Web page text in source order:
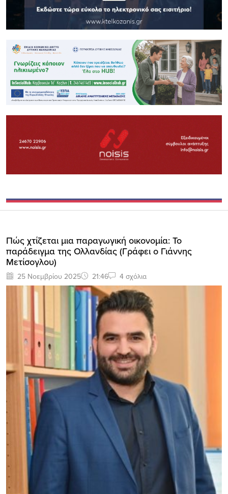
Πώς χτίζεται μια παραγωγική οικονομία: Το
παράδειγμα της Ολλανδίας (Γράφει ο Γιάννης
Μετίσογλου)
25 Νοεμβρίου 2025 21:46 4 σχόλια